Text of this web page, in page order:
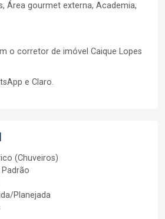
Área gourmet externa, Academia,
o corretor de imóvel Caique Lopes
e Claro.
(Chuveiros)
Planejada